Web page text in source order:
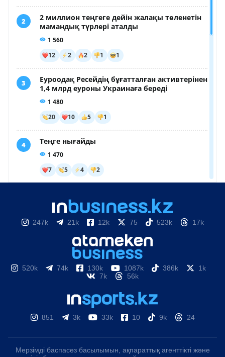
247k 21k 12k 75 523k 17k
520k 74k 130k 1087k 386k
1k
7k
56k
851 3k 33k 10 9k 24
Мерзімді баспасөз басылымын, ақпараттық агенттікті және